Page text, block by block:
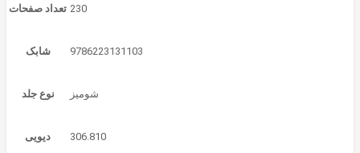
تعداد صفحات 230
شابک 9786223131103
نوع جلد شومیز
دیویی 306.810